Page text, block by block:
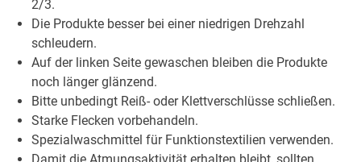
2/3.
Die Produkte besser bei einer niedrigen Drehzahl
schleudern.
Auf der linken Seite gewaschen bleiben die Produkte
noch länger glänzend.
Bitte unbedingt Reiß- oder Klettverschlüsse schließen.
Starke Flecken vorbehandeln.
Spezialwaschmittel für Funktionstextilien verwenden.